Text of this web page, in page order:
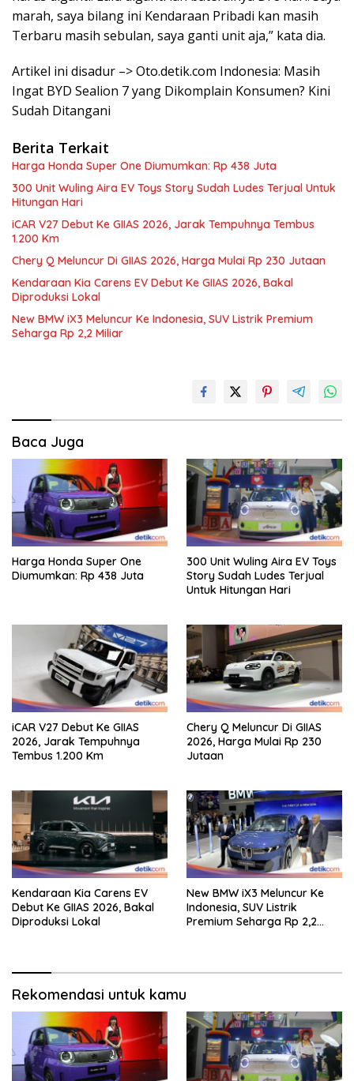
marah, saya bilang ini Kendaraan Pribadi kan masih
Terbaru masih sebulan, saya ganti unit aja,” kata dia.
Artikel ini disadur –> Oto.detik.com Indonesia: Masih
Ingat BYD Sealion 7 yang Dikomplain Konsumen? Kini
Sudah Ditangani
Berita Terkait
Harga Honda Super One Diumumkan: Rp 438 Juta
300 Unit Wuling Aira EV Toys Story Sudah Ludes Terjual Untuk
Hitungan Hari
iCAR V27 Debut Ke GIIAS 2026, Jarak Tempuhnya Tembus
1.200 Km
Chery Q Meluncur Di GIIAS 2026, Harga Mulai Rp 230 Jutaan
Kendaraan Kia Carens EV Debut Ke GIIAS 2026, Bakal
Diproduksi Lokal
New BMW iX3 Meluncur Ke Indonesia, SUV Listrik Premium
Seharga Rp 2,2 Miliar
Baca Juga
Harga Honda Super One
Diumumkan: Rp 438 Juta
300 Unit Wuling Aira EV Toys
Story Sudah Ludes Terjual
Untuk Hitungan Hari
iCAR V27 Debut Ke GIIAS
2026, Jarak Tempuhnya
Tembus 1.200 Km
Chery Q Meluncur Di GIIAS
2026, Harga Mulai Rp 230
Jutaan
Kendaraan Kia Carens EV
Debut Ke GIIAS 2026, Bakal
Diproduksi Lokal
New BMW iX3 Meluncur Ke
Indonesia, SUV Listrik
Premium Seharga Rp 2,2
Rekomendasi untuk kamu